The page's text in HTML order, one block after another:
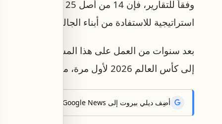
استراتيجية للاستفادة من أبناء الجاليات المنتشرة
بعد سنوات من العمل على هذا المشروع، تمكن
إلى كأس العالم 2026 لأول مرة، مسجلاً قصة استثنائية في تاريخ كرة القدم.
أضِف ديلي بيروت إلى Google News لتتلقّى أحدث الأخبار أوّلاً.